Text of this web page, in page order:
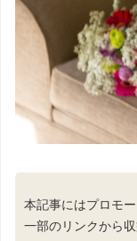
本記事にはプロモ
一部のリンクから